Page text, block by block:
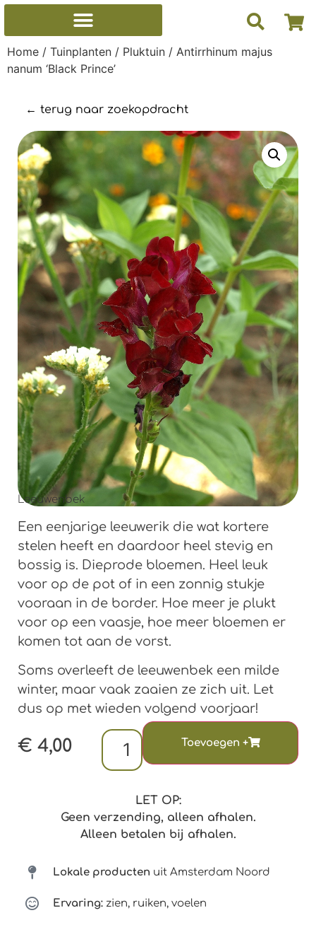
Home / Tuinplanten / Pluktuin / Antirrhinum majus
nanum ‘Black Prince’
← terug naar zoekopdracht
Leeuwenbek
Een eenjarige leeuwerik die wat kortere
stelen heeft en daardoor heel stevig en
bossig is. Dieprode bloemen. Heel leuk
voor op de pot of in een zonnig stukje
vooraan in de border. Hoe meer je plukt
voor op een vaasje, hoe meer bloemen er
komen tot aan de vorst.
Soms overleeft de leeuwenbek een milde
winter, maar vaak zaaien ze zich uit. Let
dus op met wieden volgend voorjaar!
€ 4,00
LET OP:
Geen verzending, alleen afhalen.
Alleen betalen bij afhalen.
Lokale producten uit Amsterdam Noord
Ervaring: zien, ruiken, voelen